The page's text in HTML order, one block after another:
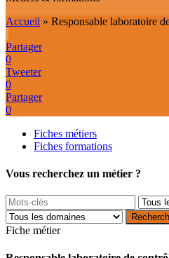
Accueil » Responsable laboratoire
Partager
0
Tweeter
0
Partager
0
Fiches métiers
Fiches formations
Vous recherchez un métier ?
Fiche métier